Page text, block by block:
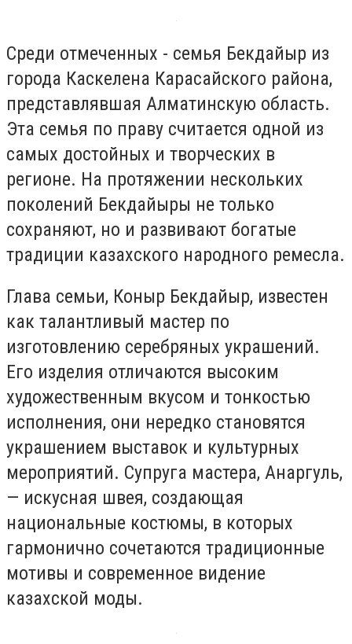
Среди отмеченных - семья Бекдайыр из
города Каскелена Карасайского района,
представлявшая Алматинскую область.
Эта семья по праву считается одной из
самых достойных и творческих в
регионе. На протяжении нескольких
поколений Бекдайыры не только
сохраняют, но и развивают богатые
традиции казахского народного ремесла.
Глава семьи, Коныр Бекдайыр, известен
как талантливый мастер по
изготовлению серебряных украшений.
Его изделия отличаются высоким
художественным вкусом и тонкостью
исполнения, они нередко становятся
украшением выставок и культурных
мероприятий. Супруга мастера, Анаргуль,
— искусная швея, создающая
национальные костюмы, в которых
гармонично сочетаются традиционные
мотивы и современное видение
казахской моды.